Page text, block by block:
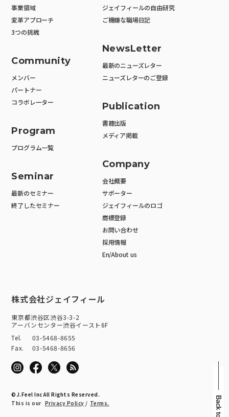
事業領域
変革アプローチ
3つの挑戦
Community
メンバー
パートナー
コラボレーター
Program
プログラム一覧
Seminar
最新のセミナー
終了したセミナー
ジェイフィールの自由研究
ご機嫌な職場日記
NewsLetter
最新のニューズレター
ニューズレターのご登録
Publication
書籍出版
メディア掲載
Company
会社概要
サポーター
ジェイフィールのロゴ
商標登録
お問い合わせ
採用情報
En/About us
株式会社ジェイフィール
東京都渋谷区渋谷3-3-2
アーバンセンター渋谷イースト6F
Tel.
03-5468-8655
Fax.
03-5468-8656
©J.Feel Inc All Rights Reserved.
This is our Privacy Policy / Terms.